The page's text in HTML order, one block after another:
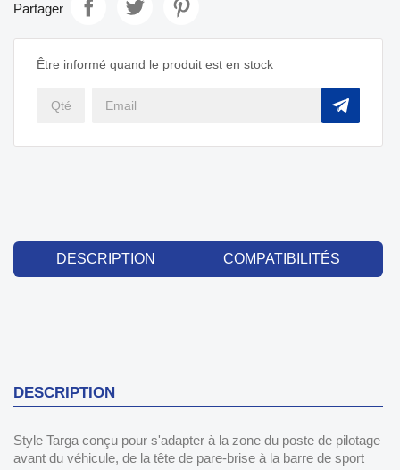
Partager
Être informé quand le produit est en stock
DESCRIPTION COMPATIBILITÉS
DESCRIPTION
Style Targa conçu pour s'adapter à la zone du poste de pilotage
avant du véhicule, de la tête de pare-brise à la barre de sport